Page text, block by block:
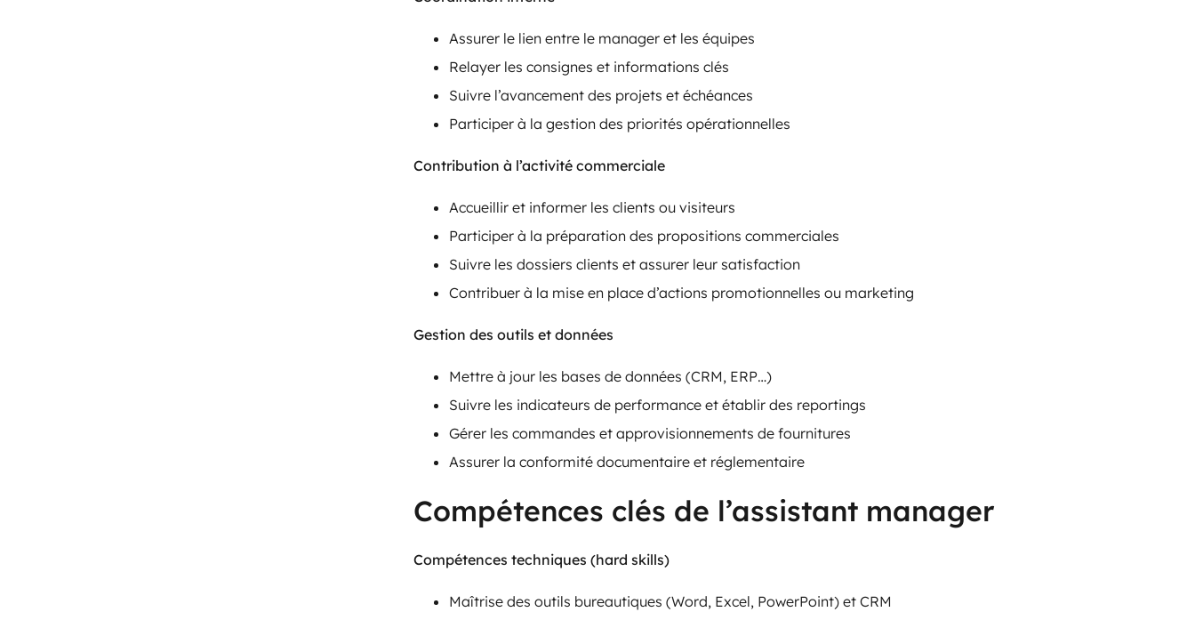
Assurer le lien entre le manager et les équipes
Relayer les consignes et informations clés
Suivre l’avancement des projets et échéances
Participer à la gestion des priorités opérationnelles
Contribution à l’activité commerciale
Accueillir et informer les clients ou visiteurs
Participer à la préparation des propositions commerciales
Suivre les dossiers clients et assurer leur satisfaction
Contribuer à la mise en place d’actions promotionnelles ou marketing
Gestion des outils et données
Mettre à jour les bases de données (CRM, ERP…)
Suivre les indicateurs de performance et établir des reportings
Gérer les commandes et approvisionnements de fournitures
Assurer la conformité documentaire et réglementaire
Compétences clés de l’assistant manager
Compétences techniques (hard skills)
Maîtrise des outils bureautiques (Word, Excel, PowerPoint) et CRM